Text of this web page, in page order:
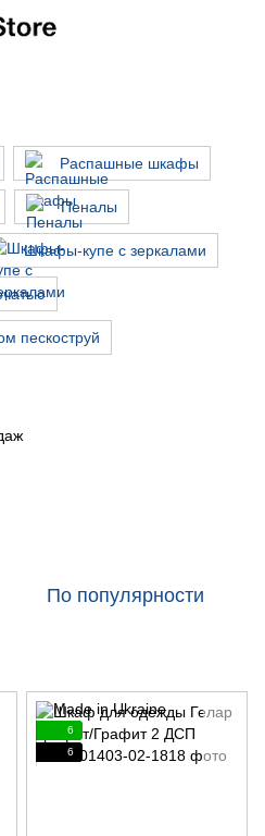
Распашные шкафы
Пеналы
Шкафы-купе с зеркалами
пескоструй
По популярности
6
6